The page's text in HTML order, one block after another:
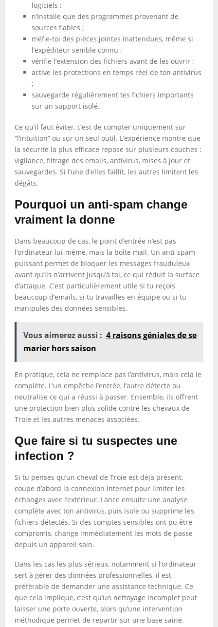
logiciels ;
n’installe que des programmes provenant de
sources fiables ;
méfie-toi des pièces jointes inattendues, même si
l’expéditeur semble connu ;
vérifie l’extension des fichiers avant de les ouvrir ;
active les protections en temps réel de ton antivirus
;
sauvegarde régulièrement tes fichiers importants
sur un support isolé.
Ce qu’il faut éviter, c’est de compter uniquement sur
“l’intuition” ou sur un seul outil. L’expérience montre que
la sécurité la plus efficace repose sur plusieurs couches :
vigilance, filtrage des emails, antivirus, mises à jour et
sauvegardes. Si l’une d’elles faillit, les autres limitent les
dégâts.
Pourquoi un anti-spam change
vraiment la donne
Dans beaucoup de cas, le point d’entrée n’est pas
l’ordinateur lui-même, mais la boîte mail. Un anti-spam
puissant permet de bloquer les messages frauduleux
avant qu’ils n’arrivent jusqu’à toi, ce qui réduit la surface
d’attaque. C’est particulièrement utile si tu reçois
beaucoup d’emails, si tu travailles en équipe ou si tu
manipules des données sensibles.
Vous aimerez aussi : 4 raisons géniales de se
marier hors saison
En pratique, cela ne remplace pas l’antivirus, mais cela le
complète. L’un empêche l’entrée, l’autre détecte ou
neutralise ce qui a réussi à passer. Ensemble, ils offrent
une protection bien plus solide contre les chevaux de
Troie et les autres menaces associées.
Que faire si tu suspectes une
infection ?
Si tu penses qu’un cheval de Troie est déjà présent,
coupe d’abord la connexion Internet pour limiter les
échanges avec l’extérieur. Lance ensuite une analyse
complète avec ton antivirus, puis isole ou supprime les
fichiers détectés. Si des comptes sensibles ont pu être
compromis, change immédiatement les mots de passe
depuis un appareil sain.
Dans les cas les plus sérieux, notamment si l’ordinateur
sert à gérer des données professionnelles, il est
préférable de demander une assistance technique. Ce
que cela implique, c’est qu’un nettoyage incomplet peut
laisser une porte ouverte, alors qu’une intervention
méthodique permet de repartir sur une base saine.